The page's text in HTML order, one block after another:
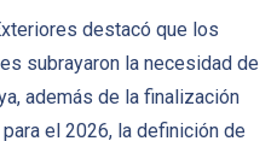
destacó que los
subrayaron la necesidad de
además de la finalización
el 2026, la definición de